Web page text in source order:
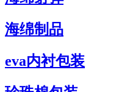
海绵制品
eva内衬包装